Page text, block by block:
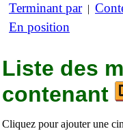
Terminant par|
En position
Liste des
contenant
Cliquez pour ajouter une